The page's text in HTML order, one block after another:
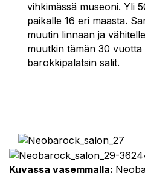
vihkimässä museoni. Yli
paikalle 16 eri maasta.
muutin linnaan ja
muutkin tämän 30 vuotta
barokkipalatsin salit.
Kuvassa vasemmalla: